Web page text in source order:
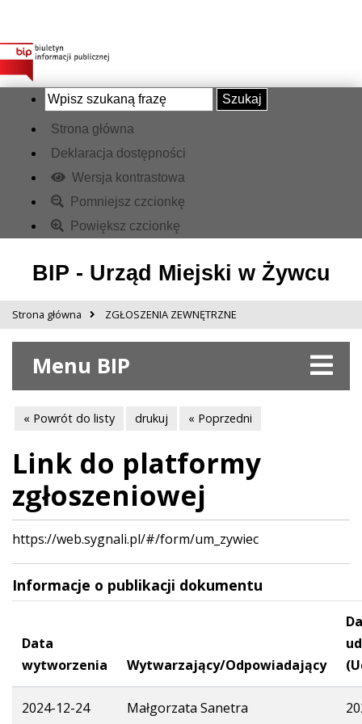
Szukaj
Strona główna
Deklaracja dostępności
Wersja kontrastowa
Pomniejsz czcionkę
Powiększ czcionkę
BIP - Urząd Miejski w Żywcu
Strona główna ZGŁOSZENIA ZEWNĘTRZNE
Menu BIP
« Powrót do listy drukuj « Poprzedni
Link do platformy
zgłoszeniowej
https://web.sygnali.pl/#/form/um_zywiec
Informacje o publikacji dokumentu
Data
wytworzenia
Wytwarzający/Odpowiadający
2024-12-24 Małgorzata Sanetra